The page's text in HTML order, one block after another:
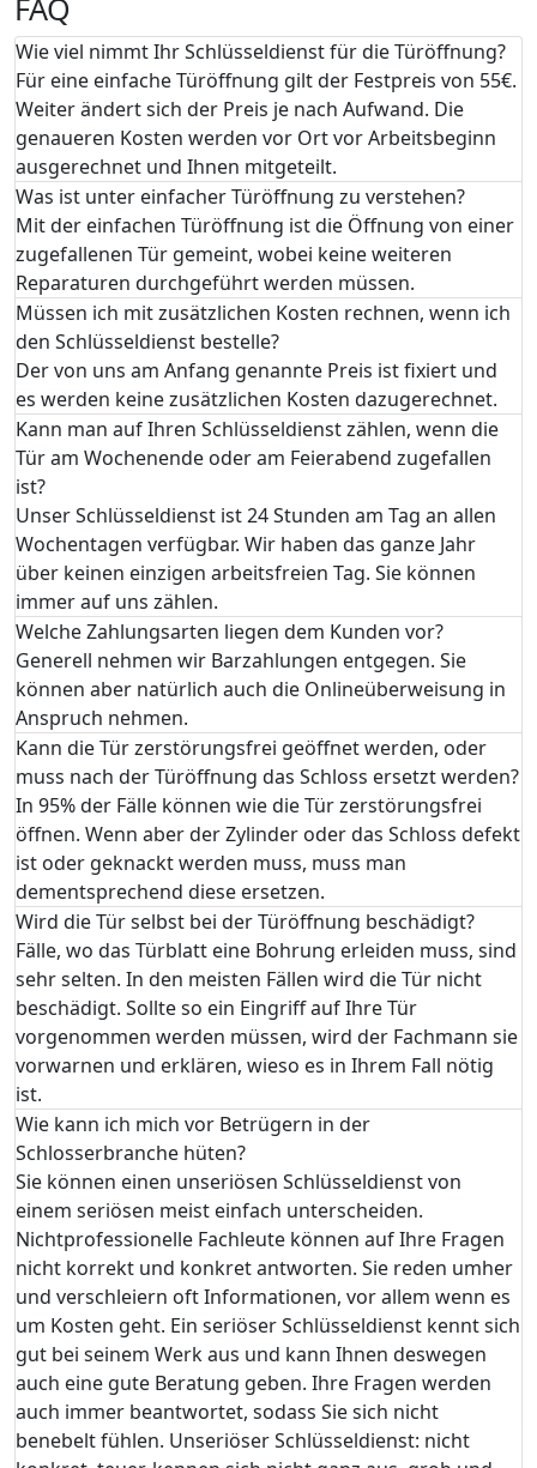
Wie viel nimmt Ihr Schlüsseldienst für die Türöffnung?
Für eine einfache Türöffnung gilt der Festpreis von 55€.
Weiter ändert sich der Preis je nach Aufwand. Die
genaueren Kosten werden vor Ort vor Arbeitsbeginn
ausgerechnet und Ihnen mitgeteilt.
Was ist unter einfacher Türöffnung zu verstehen?
Mit der einfachen Türöffnung ist die Öffnung von einer
zugefallenen Tür gemeint, wobei keine weiteren
Reparaturen durchgeführt werden müssen.
Müssen ich mit zusätzlichen Kosten rechnen, wenn ich
den Schlüsseldienst bestelle?
Der von uns am Anfang genannte Preis ist fixiert und
es werden keine zusätzlichen Kosten dazugerechnet.
Kann man auf Ihren Schlüsseldienst zählen, wenn die
Tür am Wochenende oder am Feierabend zugefallen
ist?
Unser Schlüsseldienst ist 24 Stunden am Tag an allen
Wochentagen verfügbar. Wir haben das ganze Jahr
über keinen einzigen arbeitsfreien Tag. Sie können
immer auf uns zählen.
Welche Zahlungsarten liegen dem Kunden vor?
Generell nehmen wir Barzahlungen entgegen. Sie
können aber natürlich auch die Onlineüberweisung in
Anspruch nehmen.
Kann die Tür zerstörungsfrei geöffnet werden, oder
muss nach der Türöffnung das Schloss ersetzt werden?
In 95% der Fälle können wie die Tür zerstörungsfrei
öffnen. Wenn aber der Zylinder oder das Schloss defekt
ist oder geknackt werden muss, muss man
dementsprechend diese ersetzen.
Wird die Tür selbst bei der Türöffnung beschädigt?
Fälle, wo das Türblatt eine Bohrung erleiden muss, sind
sehr selten. In den meisten Fällen wird die Tür nicht
beschädigt. Sollte so ein Eingriff auf Ihre Tür
vorgenommen werden müssen, wird der Fachmann sie
vorwarnen und erklären, wieso es in Ihrem Fall nötig
ist.
Wie kann ich mich vor Betrügern in der
Schlosserbranche hüten?
Sie können einen unseriösen Schlüsseldienst von
einem seriösen meist einfach unterscheiden.
Nichtprofessionelle Fachleute können auf Ihre Fragen
nicht korrekt und konkret antworten. Sie reden umher
und verschleiern oft Informationen, vor allem wenn es
um Kosten geht. Ein seriöser Schlüsseldienst kennt sich
gut bei seinem Werk aus und kann Ihnen deswegen
auch eine gute Beratung geben. Ihre Fragen werden
auch immer beantwortet, sodass Sie sich nicht
benebelt fühlen. Unseriöser Schlüsseldienst: nicht